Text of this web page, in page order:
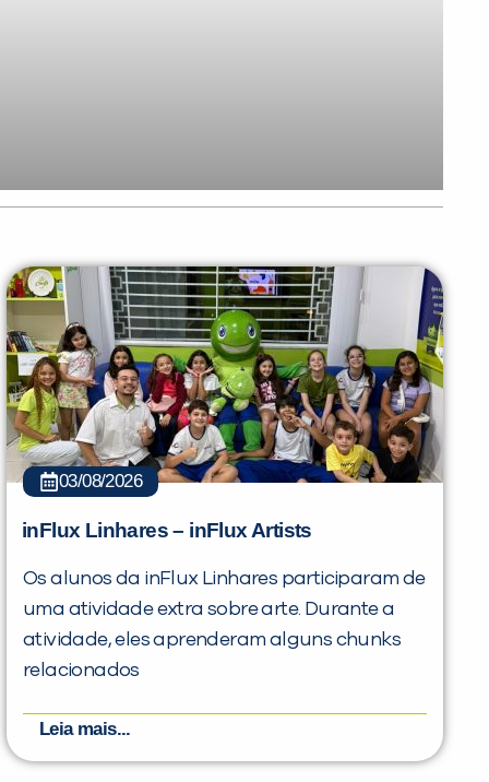
03/08/2026
inFlux Linhares – inFlux Artists
Os alunos da inFlux Linhares participaram de
uma atividade extra sobre arte. Durante a
atividade, eles aprenderam alguns chunks
relacionados
Leia mais...